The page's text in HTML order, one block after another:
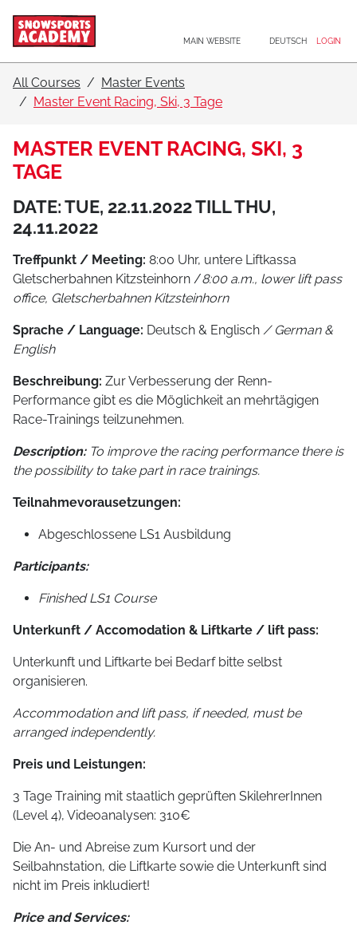
MAIN WEBSITE DEUTSCH LOGIN
All Courses
Master Events
Master Event Racing, Ski, 3 Tage
MASTER EVENT RACING, SKI, 3
TAGE
DATE: TUE, 22.11.2022 TILL THU,
24.11.2022
Treffpunkt / Meeting: 8:00 Uhr, untere Liftkassa
Gletscherbahnen Kitzsteinhorn /8:00 a.m., lower lift pass
office, Gletscherbahnen Kitzsteinhorn
Sprache / Language: Deutsch & Englisch / German &
English
Beschreibung: Zur Verbesserung der Renn-
Performance gibt es die Möglichkeit an mehrtägigen
Race-Trainings teilzunehmen.
Description:To improve the racing performance there is
the possibility to take part in race trainings.
Teilnahmevorausetzungen:
Abgeschlossene LS1 Ausbildung
Participants:
Finished LS1 Course
Unterkunft / Accomodation & Liftkarte / lift pass:
Unterkunft und Liftkarte bei Bedarf bitte selbst
organisieren.
Accommodation and lift pass, if needed, must be
arranged independently.
Preis und Leistungen:
3 Tage Training mit staatlich geprüften SkilehrerInnen
(Level 4), Videoanalysen: 310€
Die An- und Abreise zum Kursort und der
Seilbahnstation, die Liftkarte sowie die Unterkunft sind
nicht im Preis inkludiert!
Price and Services: